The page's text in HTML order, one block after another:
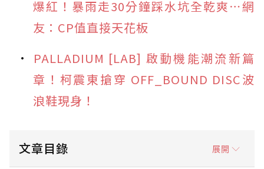
爆紅！暴雨走30分鐘踩水坑全乾爽⋯網
友：CP值直接天花板
PALLADIUM [LAB] 啟動機能潮流新篇
章！柯震東搶穿 OFF_BOUND DISC波
浪鞋現身！
文章目錄 展開